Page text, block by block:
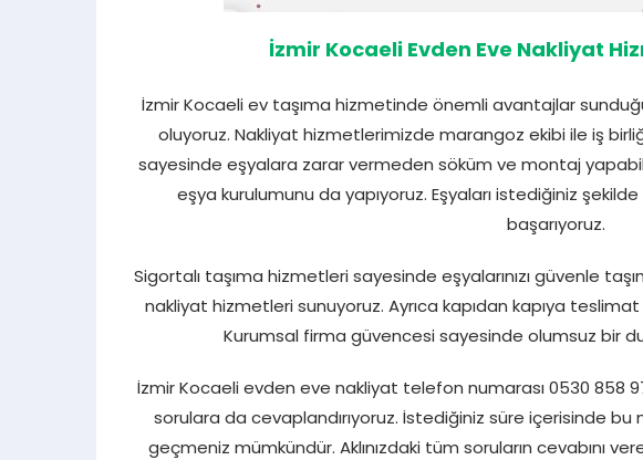
İzmir Kocaeli Evden Eve Nakliyat
İzmir Kocaeli ev taşıma hizmetinde önemli avantajlar
oluyoruz. Nakliyat hizmetlerimizde marangoz ekibi ile iş
sayesinde eşyalara zarar vermeden söküm ve montaj
eşya kurulumunu da yapıyoruz. Eşyaları istediğiniz
başarıyoruz.
Sigortalı taşıma hizmetleri sayesinde eşyalarınızı güvenle
nakliyat hizmetleri sunuyoruz. Ayrıca kapıdan kapıya
Kurumsal firma güvencesi sayesinde olumsuz bir
İzmir Kocaeli evden eve nakliyat telefon numarası 0530 858
sorulara da cevaplandırıyoruz. İstediğiniz süre içerisinde
geçmeniz mümkündür. Aklınızdaki tüm soruların cevabını